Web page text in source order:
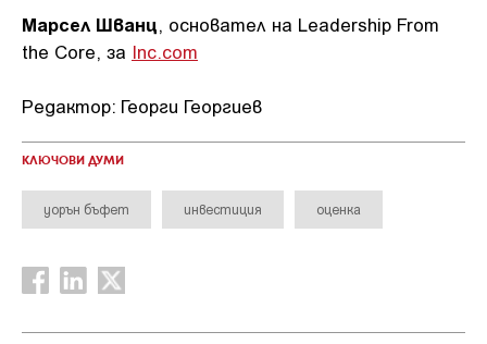
Марсел Шванц , основател на Leadership From
the Core, за Inc.com
Редактор: Георги Георгиев
КЛЮЧОВИ ДУМИ
уорън бъфет инвестиция оценка